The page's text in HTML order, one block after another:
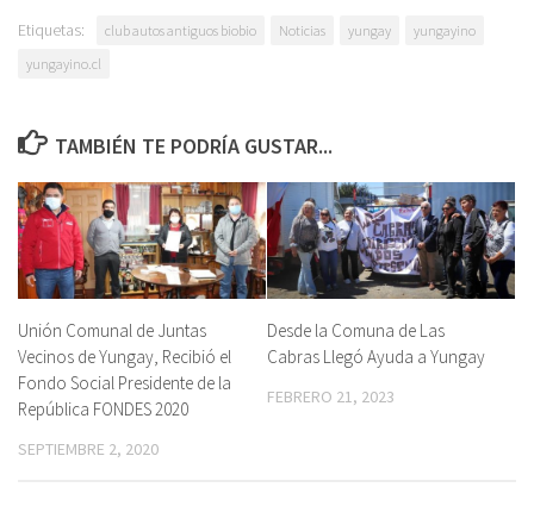
Etiquetas: club autos antiguos biobio Noticias yungay
yungayino
yungayino.cl
TAMBIÉN TE PODRÍA GUSTAR...
Unión Comunal de Juntas
Vecinos de Yungay, Recibió el
Fondo Social Presidente de la
República FONDES 2020
SEPTIEMBRE 2, 2020
Desde la Comuna de Las
Cabras Llegó Ayuda a Yungay
FEBRERO 21, 2023